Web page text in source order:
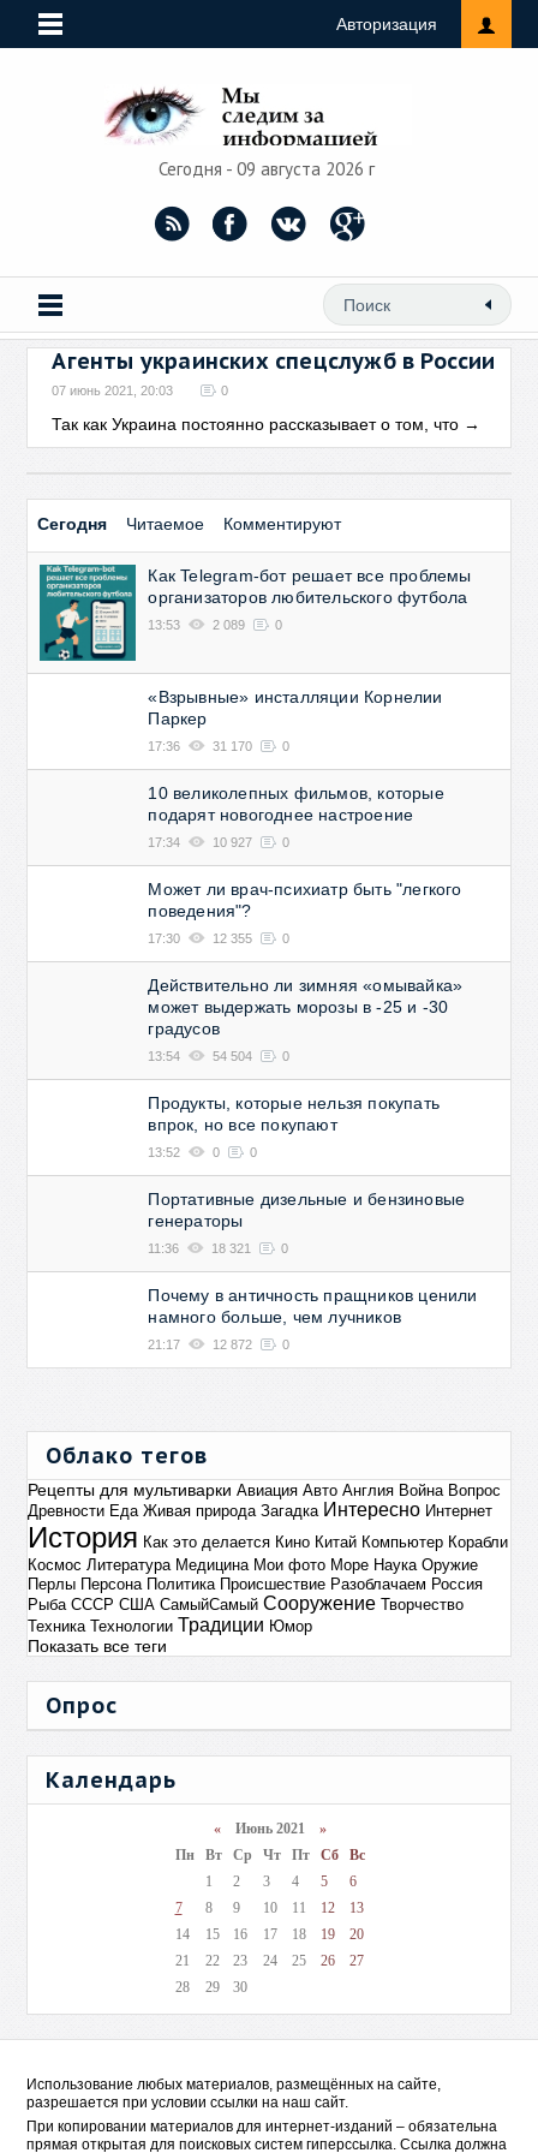
Авторизация
Сегодня - 09 августа 2026 г
Агенты украинских спецслужб в России
07 июнь 2021, 20:03 0
Так как Украина постоянно рассказывает о том, что →
Сегодня Читаемое Комментируют
Как Telegram-бот решает все проблемы
организаторов любительского футбола
13:53 2 089 0
«Взрывные» инсталляции Корнелии
Паркер
17:36 31 170 0
10 великолепных фильмов, которые
подарят новогоднее настроение
17:34 10 927 0
Может ли врач-психиатр быть "легкого
поведения"?
17:30 12 355 0
Действительно ли зимняя «омывайка»
может выдержать морозы в -25 и -30
градусов
13:54 54 504 0
Продукты, которые нельзя покупать
впрок, но все покупают
13:52 0 0
Портативные дизельные и бензиновые
генераторы
11:36 18 321 0
Почему в античность пращников ценили
намного больше, чем лучников
21:17 12 872 0
Облако тегов
Рецепты для мультиварки Авиация Авто Англия Война Вопрос
Древности Еда Живая природа Загадка Интересно Интернет
История Как это делается Кино Китай Компьютер Корабли
Космос Литература Медицина Мои фото Море Наука Оружие
Перлы Персона Политика Происшествие Разоблачаем Россия
Рыба СССР США СамыйСамый Сооружение Творчество
Техника Технологии Традиции Юмор
Показать все теги
Опрос
Календарь
«Июнь 2021 »
Пн
Вт Ср Чт Пт Сб
Вс
1
2 3 4 5
6
7
8 9 10 11 12
13
14
15 16 17 18 19
20
21
22 23 24 25 26
27
28
29 30
Использование любых материалов, размещённых на сайте,
разрешается при условии ссылки на наш сайт.
При копировании материалов для интернет-изданий – обязательна
прямая открытая для поисковых систем гиперссылка. Ссылка должна